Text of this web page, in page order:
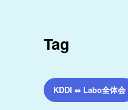
Tag
KDDI ∞ Labo全体会